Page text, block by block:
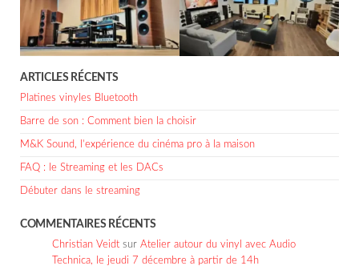
ARTICLES RÉCENTS
Platines vinyles Bluetooth
Barre de son : Comment bien la choisir
M&K Sound, l’expérience du cinéma pro à la maison
FAQ : le Streaming et les DACs
Débuter dans le streaming
COMMENTAIRES RÉCENTS
Christian Veidt sur Atelier autour du vinyl avec Audio
Technica, le jeudi 7 décembre à partir de 14h